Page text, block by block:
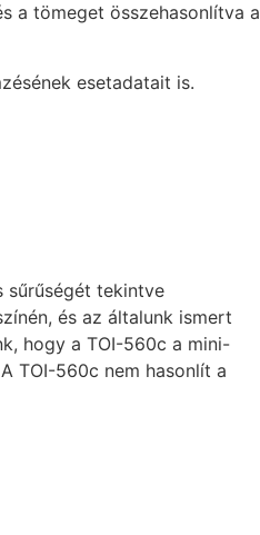
a tömeget összehasonlítva a
esetadatait is.
sűrűségét tekintve
és az általunk ismert
hogy a TOI-560c a mini-
TOI-560c nem hasonlít a